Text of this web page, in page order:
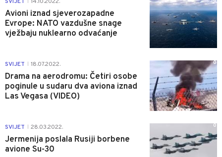
Avioni iznad sjeverozapadne
Evrope: NATO vazdušne snage
vježbaju nuklearno odvaćanje
SVIJET 18.07.2022.
Drama na aerodromu: Četiri osobe
poginule u sudaru dva aviona iznad
Las Vegasa (VIDEO)
0
SVIJET 28.03.2022.
Jermenija poslala Rusiji borbene
avione Su-30
0